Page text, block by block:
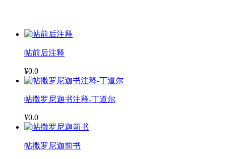
帖前后注释
¥0.0
帖撒罗尼迦书注释-丁道尔
¥0.0
帖撒罗尼迦前书